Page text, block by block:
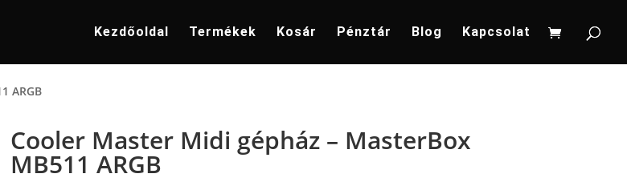
Kezdőoldal Termékek Kosár Pénztár Blog Kapcsolat
ARGB
Cooler Master Midi gépház – MasterBox
MB511 ARGB